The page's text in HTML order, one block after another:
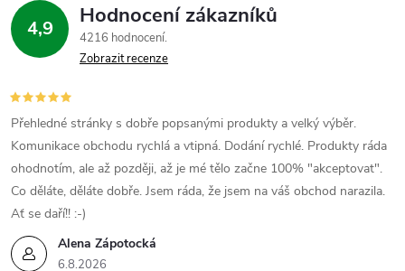
4,9 Hodnocení zákazníků
4216 hodnocení
Zobrazit recenze
Alena Zápotocká
6.8.2026
Přehledné stránky s dobře popsanými produkty a velký výběr.
Komunikace obchodu rychlá a vtipná. Dodání rychlé. Produkty ráda
ohodnotím, ale až později, až je mé tělo začne 100% "akceptovat".
Co děláte, děláte dobře. Jsem ráda, že jsem na váš obchod narazila.
Ať se daří!! :-)